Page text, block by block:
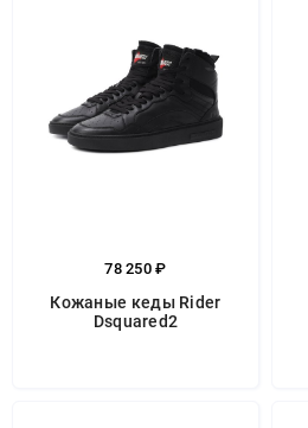
78 250 ₽
Кожаные кеды Rider
Dsquared2